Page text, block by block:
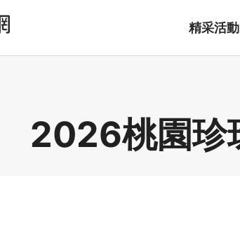
精采活動
2026桃園珍